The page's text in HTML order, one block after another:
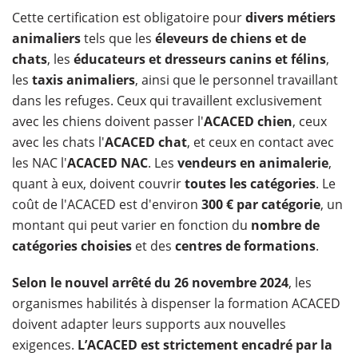
​Cette certification est obligatoire pourdivers métiers
animalierstels que les éleveurs de chiens et de
chats, les éducateurs et dresseurs canins et félins,
les taxis animaliers, ainsi que le personnel travaillant
dans les refuges. Ceux qui travaillent exclusivement
avec les chiens doivent passer l'ACACED chien, ceux
avec les chats l'ACACED chat, et ceux en contact avec
les NAC l'ACACED NAC. Les vendeurs en animalerie,
quant à eux, doivent couvrirtoutes les catégories. Le
coût de l'ACACED est d'environ 300 € par catégorie, un
montant qui peut varier en fonction du nombre de
catégories choisies et des centres de formations.
Selon le nouvel arrêté du 26 novembre 2024, les
organismes habilités à dispenser la formation ACACED
doivent adapter leurs supports aux nouvelles
exigences. L’ACACED est strictement encadré par la